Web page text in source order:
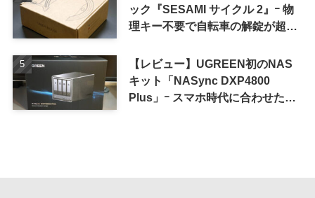
ック『SESAMI サイクル 2』ｰ 物
理キー不要で自転車の解錠が超簡
【レビュー】UGREEN初のNAS
キット「NASync DXP4800
Plus」ｰ スマホ時代に合わせた設